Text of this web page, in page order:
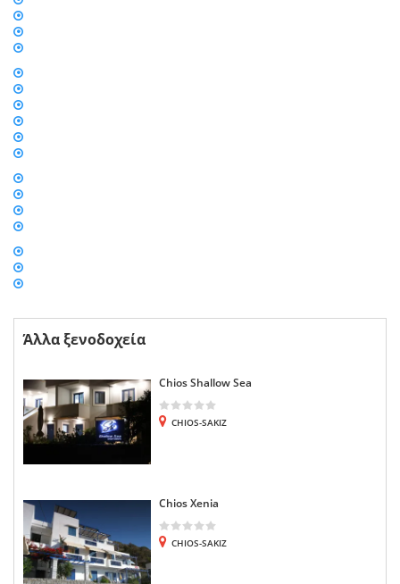
Άλλα ξενοδοχεία
Chios Shallow Sea
CHIOS-SAKIZ
Chios Xenia
CHIOS-SAKIZ